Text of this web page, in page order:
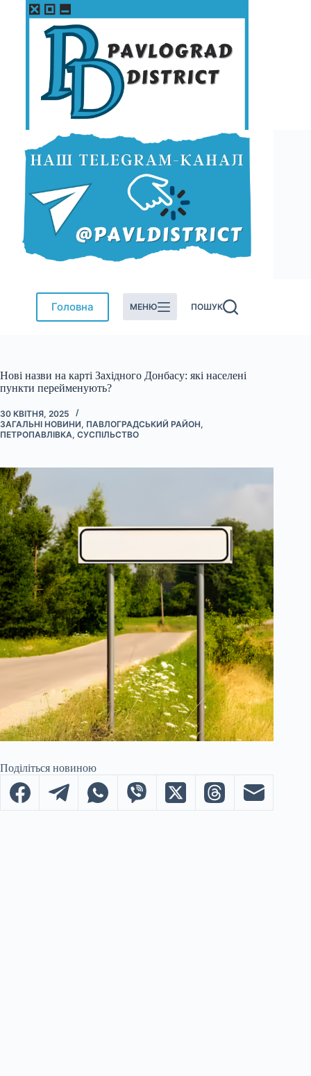
Перейти
Головна МЕНЮ ПОШУК
Нові назви на карті Західного Донбасу: які населені
пункти перейменують?
30 КВІТНЯ, 2025
ЗАГАЛЬНІ НОВИНИ, ПАВЛОГРАДСЬКИЙ РАЙОН,
ПЕТРОПАВЛІВКА, СУСПІЛЬСТВО
Поділіться новиною